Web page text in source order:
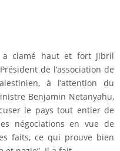
a clamé haut et fort Jibril
de l’association de
à l’attention du
Benjamin Netanyahu,
le pays tout entier de
négociations en vue de
faits, ce qui prouve bien